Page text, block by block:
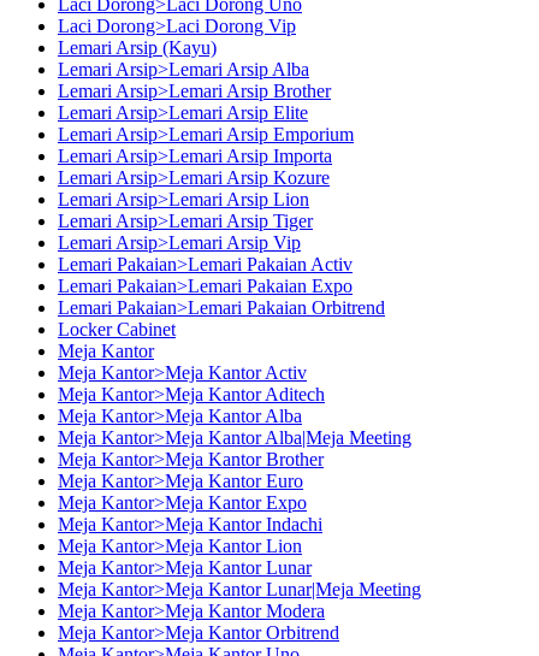
Laci Dorong>Laci Dorong Uno
Laci Dorong>Laci Dorong Vip
Lemari Arsip (Kayu)
Lemari Arsip>Lemari Arsip Alba
Lemari Arsip>Lemari Arsip Brother
Lemari Arsip>Lemari Arsip Elite
Lemari Arsip>Lemari Arsip Emporium
Lemari Arsip>Lemari Arsip Importa
Lemari Arsip>Lemari Arsip Kozure
Lemari Arsip>Lemari Arsip Lion
Lemari Arsip>Lemari Arsip Tiger
Lemari Arsip>Lemari Arsip Vip
Lemari Pakaian>Lemari Pakaian Activ
Lemari Pakaian>Lemari Pakaian Expo
Lemari Pakaian>Lemari Pakaian Orbitrend
Locker Cabinet
Meja Kantor
Meja Kantor>Meja Kantor Activ
Meja Kantor>Meja Kantor Aditech
Meja Kantor>Meja Kantor Alba
Meja Kantor>Meja Kantor Alba|Meja Meeting
Meja Kantor>Meja Kantor Brother
Meja Kantor>Meja Kantor Euro
Meja Kantor>Meja Kantor Expo
Meja Kantor>Meja Kantor Indachi
Meja Kantor>Meja Kantor Lion
Meja Kantor>Meja Kantor Lunar
Meja Kantor>Meja Kantor Lunar|Meja Meeting
Meja Kantor>Meja Kantor Modera
Meja Kantor>Meja Kantor Orbitrend